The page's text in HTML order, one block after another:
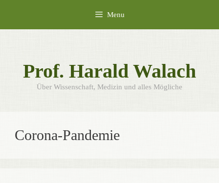
content
Menu
Prof. Harald Walach
Über Wissenschaft, Medizin und alles Mögliche
Corona-Pandemie